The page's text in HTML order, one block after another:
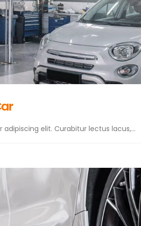
elit. Curabitur lectus lacus,...